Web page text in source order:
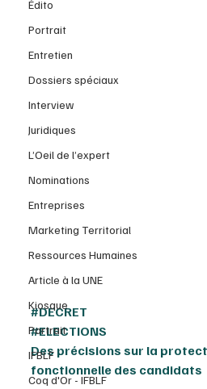
Édito
Portrait
Entretien
Dossiers spéciaux
Interview
Juridiques
L’Oeil de l’expert
Nominations
Entreprises
Marketing Territorial
Ressources Humaines
Article à la UNE
Kiosque
Portrait
IFBLF
Coq d'Or - IFBLF
#DECRET
#ELECTIONS
Des précisions sur la
fonctionnelle des candidats